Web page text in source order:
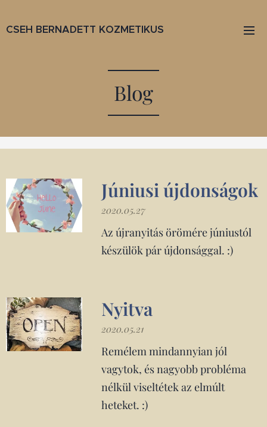
CSEH BERNADETT KOZMETIKUS
Blog
Júniusi újdonságok
2020.05.27
Az újranyitás örömére júniustól
készülök pár újdonsággal. :)
Nyitva
2020.05.21
Remélem mindannyian jól
vagytok, és nagyobb probléma
nélkül viseltétek az elmúlt
heteket. :)